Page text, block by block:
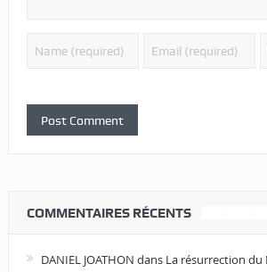
COMMENTAIRES RÉCENTS
DANIEL JOATHON dans La résurrection du